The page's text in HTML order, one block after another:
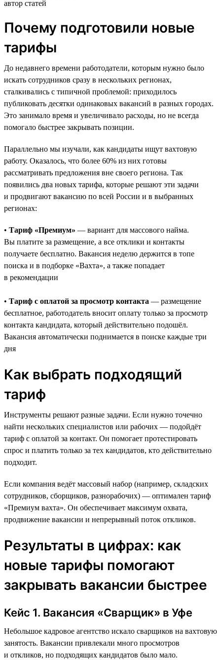
автор статей
Почему подготовили новые
тарифы
До недавнего времени работодатели, которым нужно было
искать сотрудников сразу в нескольких регионах,
сталкивались с типичной проблемой: приходилось
публиковать десятки одинаковых вакансий в разных городах.
Это занимало время и увеличивало расходы, но не всегда
помогало быстрее закрывать позиции.
Параллельно мы изучали, как кандидаты ищут вахтовую
работу. Оказалось, что более 60% из них готовы
рассматривать предложения вне своего региона. Так
появились два новых тарифа, которые решают эти задачи
и продвигают вакансию по всей России и в выбранных
регионах:
• Тариф «Премиум» — вариант для массового найма.
Вы платите за размещение, а все отклики и контакты
получаете бесплатно. Вакансия неделю держится в топе
поиска и в подборке «Вахта», а также попадает
в рекомендации
• Тариф с оплатой за просмотр контакта — размещение
бесплатное, работодатель вносит оплату только за просмотр
контакта кандидата, который действительно подошёл.
Вакансия автоматически поднимается в поиске каждые три
дня
Как выбрать подходящий
тариф
Инструменты решают разные задачи. Если нужно точечно
найти нескольких специалистов или рабочих — подойдёт
тариф с оплатой за контакт. Он помогает протестировать
спрос и платить только за тех кандидатов, кто действительно
подходит.
Если компания ведёт массовый набор (например, складских
сотрудников, сборщиков, разнорабочих) — оптимален тариф
«Премиум вахта». Он обеспечивает максимум охвата,
продвижение вакансии и непрерывный поток откликов.
Результаты в цифрах: как
новые тарифы помогают
закрывать вакансии быстрее
Кейс 1. Вакансия «Сварщик» в Уфе
Небольшое кадровое агентство искало сварщиков на вахтовую
занятость. Вакансии привлекали много просмотров
и откликов, но подходящих кандидатов было мало.